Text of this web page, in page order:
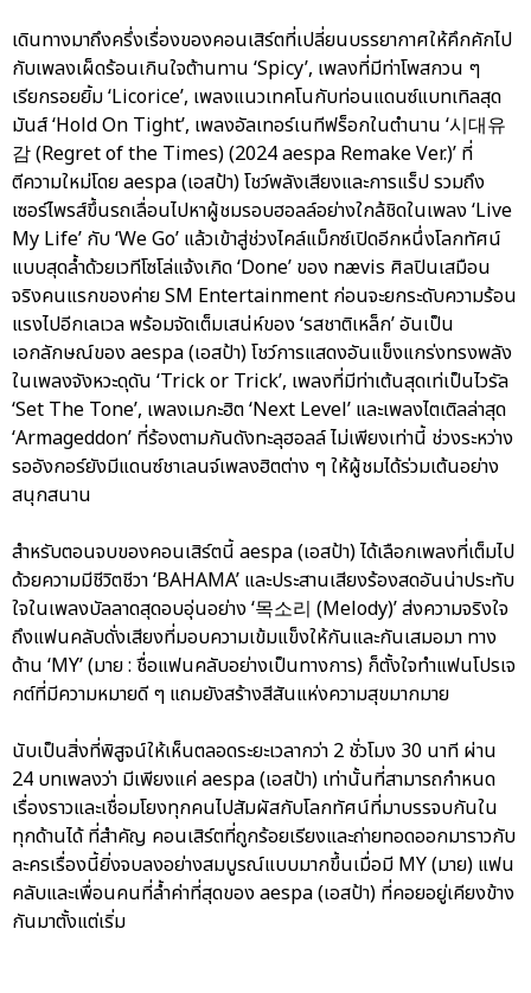
เดินทางมาถึงครึ่งเรื่องของคอนเสิร์ตที่เปลี่ยนบรรยากาศให้คึกคักไป
กับเพลงเผ็ดร้อนเกินใจต้านทาน ‘Spicy’, เพลงที่มีท่าโพสกวน ๆ
เรียกรอยยิ้ม ‘Licorice’, เพลงแนวเทคโนกับท่อนแดนซ์แบทเทิลสุด
มันส์ ‘Hold On Tight’, เพลงอัลเทอร์เนทีฟร็อกในตำนาน ‘시대유
감 (Regret of the Times) (2024 aespa Remake Ver.)’ ที่
ตีความใหม่โดย aespa (เอสป้า) โชว์พลังเสียงและการแร็ป รวมถึง
เซอร์ไพรส์ขึ้นรถเลื่อนไปหาผู้ชมรอบฮอลล์อย่างใกล้ชิดในเพลง ‘Live
My Life’ กับ ‘We Go’ แล้วเข้าสู่ช่วงไคล์แม็กซ์เปิดอีกหนึ่งโลกทัศน์
แบบสุดล้ำด้วยเวทีโซโล่แจ้งเกิด ‘Done’ ของ nævis ศิลปินเสมือน
จริงคนแรกของค่าย SM Entertainment ก่อนจะยกระดับความร้อน
แรงไปอีกเลเวล พร้อมจัดเต็มเสน่ห์ของ ‘รสชาติเหล็ก’ อันเป็น
เอกลักษณ์ของ aespa (เอสป้า) โชว์การแสดงอันแข็งแกร่งทรงพลัง
ในเพลงจังหวะดุดัน ‘Trick or Trick’, เพลงที่มีท่าเต้นสุดเท่เป็นไวรัล
‘Set The Tone’, เพลงเมกะฮิต ‘Next Level’ และเพลงไตเติลล่าสุด
‘Armageddon’ ที่ร้องตามกันดังทะลุฮอลล์ ไม่เพียงเท่านี้ ช่วงระหว่าง
รออังกอร์ยังมีแดนซ์ชาเลนจ์เพลงฮิตต่าง ๆ ให้ผู้ชมได้ร่วมเต้นอย่าง
สนุกสนาน
สำหรับตอนจบของคอนเสิร์ตนี้ aespa (เอสป้า) ได้เลือกเพลงที่เต็มไป
ด้วยความมีชีวิตชีวา ‘BAHAMA’ และประสานเสียงร้องสดอันน่าประทับ
ใจในเพลงบัลลาดสุดอบอุ่นอย่าง ‘목소리 (Melody)’ ส่งความจริงใจ
ถึงแฟนคลับดั่งเสียงที่มอบความเข้มแข็งให้กันและกันเสมอมา ทาง
ด้าน ‘MY’ (มาย : ชื่อแฟนคลับอย่างเป็นทางการ) ก็ตั้งใจทำแฟนโปรเจ
กต์ที่มีความหมายดี ๆ แถมยังสร้างสีสันแห่งความสุขมากมาย
นับเป็นสิ่งที่พิสูจน์ให้เห็นตลอดระยะเวลากว่า 2 ชั่วโมง 30 นาที ผ่าน
24 บทเพลงว่า มีเพียงแค่ aespa (เอสป้า) เท่านั้นที่สามารถกำหนด
เรื่องราวและเชื่อมโยงทุกคนไปสัมผัสกับโลกทัศน์ที่มาบรรจบกันใน
ทุกด้านได้ ที่สำคัญ คอนเสิร์ตที่ถูกร้อยเรียงและถ่ายทอดออกมาราวกับ
ละครเรื่องนี้ยิ่งจบลงอย่างสมบูรณ์แบบมากขึ้นเมื่อมี MY (มาย) แฟน
คลับและเพื่อนคนที่ล้ำค่าที่สุดของ aespa (เอสป้า) ที่คอยอยู่เคียงข้าง
กันมาตั้งแต่เริ่ม